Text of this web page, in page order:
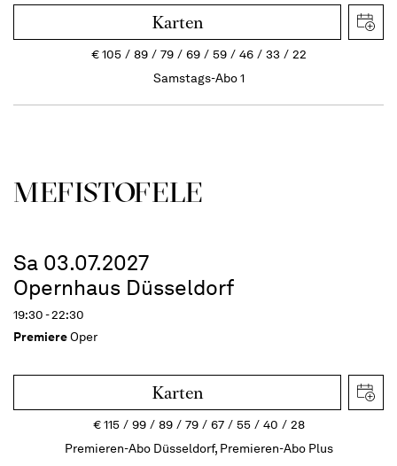
Karten
€105 89 79 69 59 46 33
22
Samstags-Abo 1
MEFISTOFELE
Sa 03.07.2027
Opernhaus Düsseldorf
19:30 - 22:30
PremiereOper
Karten
€115 99 89 79 67 55 40
28
Premieren-Abo Düsseldorf, Premieren-Abo Plus